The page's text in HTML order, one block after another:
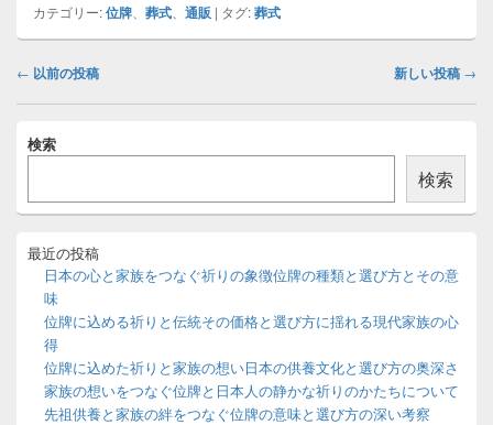
カテゴリー:位牌 葬式 通販 | タグ:葬式
投
ビ
ゲ
シ
ン
← 以前の投稿 新しい投稿 →
イ
イ
バ
検索
検索
最近の投稿
日本の心と家族をつなぐ祈りの象徴位牌の種類と選び方とその意
味
位牌に込める祈りと伝統その価格と選び方に揺れる現代家族の心
得
位牌に込めた祈りと家族の想い日本の供養文化と選び方の奥深さ
家族の想いをつなぐ位牌と日本人の静かな祈りのかたちについて
先祖供養と家族の絆をつなぐ位牌の意味と選び方の深い考察